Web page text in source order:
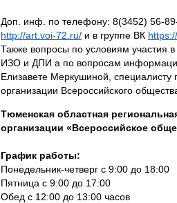
Доп. инф. по телефону: 8(3452) 56-
http://art.voi-72.ru/ и в группе ВК
Также вопросы по условиям участия
ИЗО и ДПИ а по вопросам
Елизавете Меркушиной,
организации Всероссийского
Тюменская областная
организации «Всероссийское
График работы:
Понедельник-четверг с 9:00 до 18:00
Пятница с 9:00 до 17:00
Обед с 12:00 до 13:00 часов